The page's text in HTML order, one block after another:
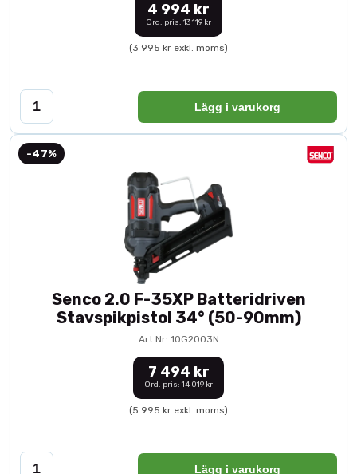
4 994 kr
Ord. pris: 13 119 kr
(3 995 kr exkl. moms)
Lägg i varukorg
-47%
Senco 2.0 F-35XP Batteridriven
Stavspikpistol 34° (50-90mm)
Art.Nr: 10G2003N
7 494 kr
Ord. pris: 14 019 kr
(5 995 kr exkl. moms)
Lägg i varukorg